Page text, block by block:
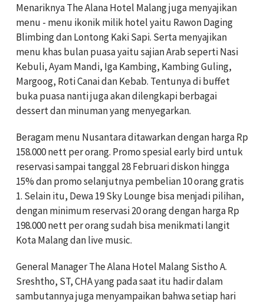
Menariknya The Alana Hotel Malang juga menyajikan
menu - menu ikonik milik hotel yaitu Rawon Daging
Blimbing dan Lontong Kaki Sapi. Serta menyajikan
menu khas bulan puasa yaitu sajian Arab seperti Nasi
Kebuli, Ayam Mandi, Iga Kambing, Kambing Guling,
Margoog, Roti Canai dan Kebab. Tentunya di buffet
buka puasa nanti juga akan dilengkapi berbagai
dessert dan minuman yang menyegarkan.
Beragam menu Nusantara ditawarkan dengan harga Rp
158.000 nett per orang. Promo spesial early bird untuk
reservasi sampai tanggal 28 Februari diskon hingga
15% dan promo selanjutnya pembelian 10 orang gratis
1. Selain itu, Dewa 19 Sky Lounge bisa menjadi pilihan,
dengan minimum reservasi 20 orang dengan harga Rp
198.000 nett per orang sudah bisa menikmati langit
Kota Malang dan live music.
General Manager The Alana Hotel Malang Sistho A.
Sreshtho, ST, CHA yang pada saat itu hadir dalam
sambutannya juga menyampaikan bahwa setiap hari